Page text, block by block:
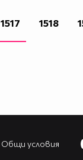
1517 1518
Общи условия